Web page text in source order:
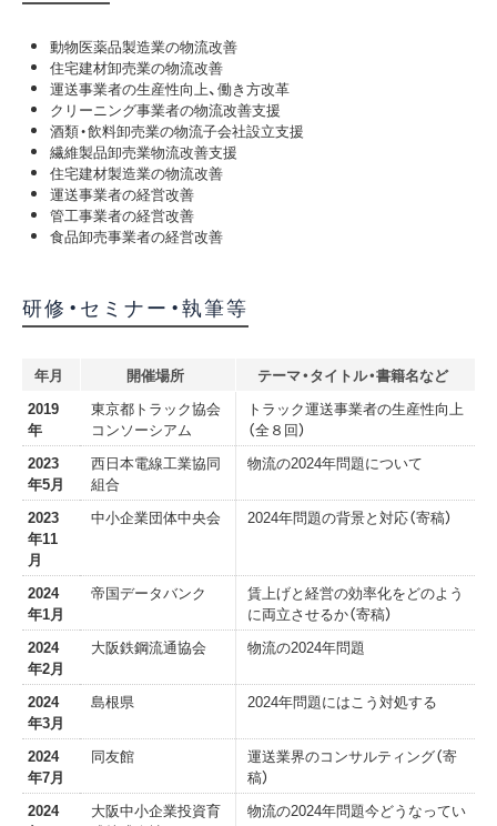
動物医薬品製造業の物流改善
住宅建材卸売業の物流改善
運送事業者の生産性向上、働き方改革
クリーニング事業者の物流改善支援
酒類・飲料卸売業の物流子会社設立支援
繊維製品卸売業物流改善支援
住宅建材製造業の物流改善
運送事業者の経営改善
管工事業者の経営改善
食品卸売事業者の経営改善
研修・セミナー・執筆等
年月 開催場所
テーマ・タイトル・書籍名など
2019
年
東京都トラック協会
コンソーシアム
トラック運送事業者の生産性向上
（全８回）
2023
年5月
西日本電線工業協同
組合
物流の2024年問題について
2023
年11
月
中小企業団体中央会 2024年問題の背景と対応（寄稿）
2024
年1月
帝国データバンク
賃上げと経営の効率化をどのよう
に両立させるか（寄稿）
2024
年2月
大阪鉄鋼流通協会 物流の2024年問題
2024
年3月
島根県 2024年問題にはこう対処する
2024
年7月
同友館
運送業界のコンサルティング（寄
稿）
2024
大阪中小企業投資育
物流の2024年問題今どうなってい